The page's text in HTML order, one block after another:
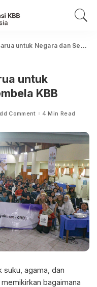
Negara dan Sesama Pembela KBB
untuk
KBB
Comment 4 Min Read
suku, agama, dan
bagaimana